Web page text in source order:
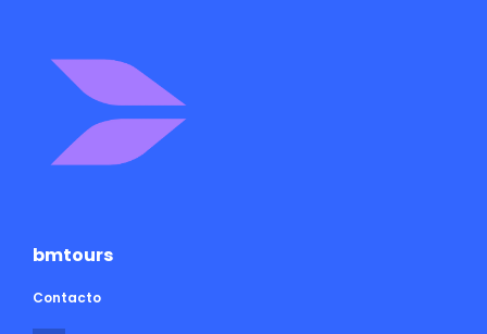
bmtours
Contacto